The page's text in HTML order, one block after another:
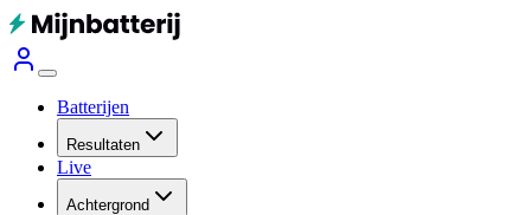
Batterijen
Resultaten
Live
Achtergrond